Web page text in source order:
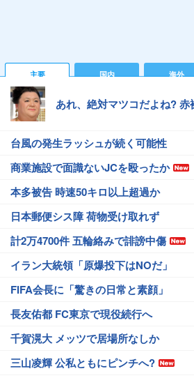
主要 国内 海外
あれ、絶対マツコだよね? 赤
台風の発生ラッシュが続く可能性
商業施設で面識ないJCを殴ったか
本多被告 時速50キロ以上超過か
日本郵便シス障 荷物受け取れず
計2万4700件 五輪絡みで誹謗中傷
イラン大統領「原爆投下はNOだ」
FIFA会長に「驚きの日常と素顔」
長友佑都 FC東京で現役続行へ
千賀滉大 メッツで居場所なしか
三山凌輝 公私ともにピンチへ?